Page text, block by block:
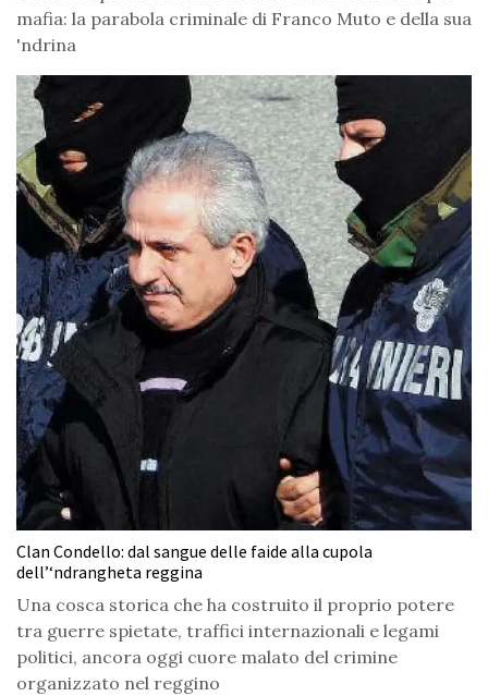
mafia: la parabola criminale di Franco Muto e della sua
'ndrina
Clan Condello: dal sangue delle faide alla cupola
dell’‘ndrangheta reggina
Una cosca storica che ha costruito il proprio potere
tra guerre spietate, traffici internazionali e legami
politici, ancora oggi cuore malato del crimine
organizzato nel reggino